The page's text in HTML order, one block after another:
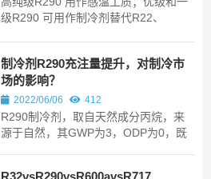
级R290 可用作制冷剂替代R22、
小型制冷设备，也可以用于金属氧割
气。
制冷剂R290充注量提升，对制冷市
场的影响？
2022/06/06 412
R290制冷剂，取自天然成分丙烷，来
源于自然，其GWP为3，ODP为0，既
R32vsR290vsR600avsR717